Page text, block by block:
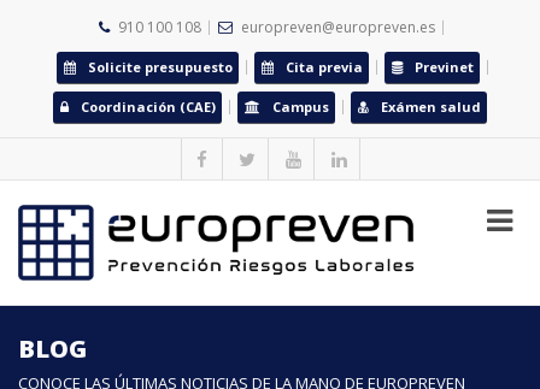
910 100 108 europreven@europreven.es
Solicite presupuesto Cita previa Previnet
Coordinación (CAE) Campus Exámen salud
BLOG
CONOCE LAS ÚLTIMAS NOTICIAS DE LA MANO DE EUROPREVEN